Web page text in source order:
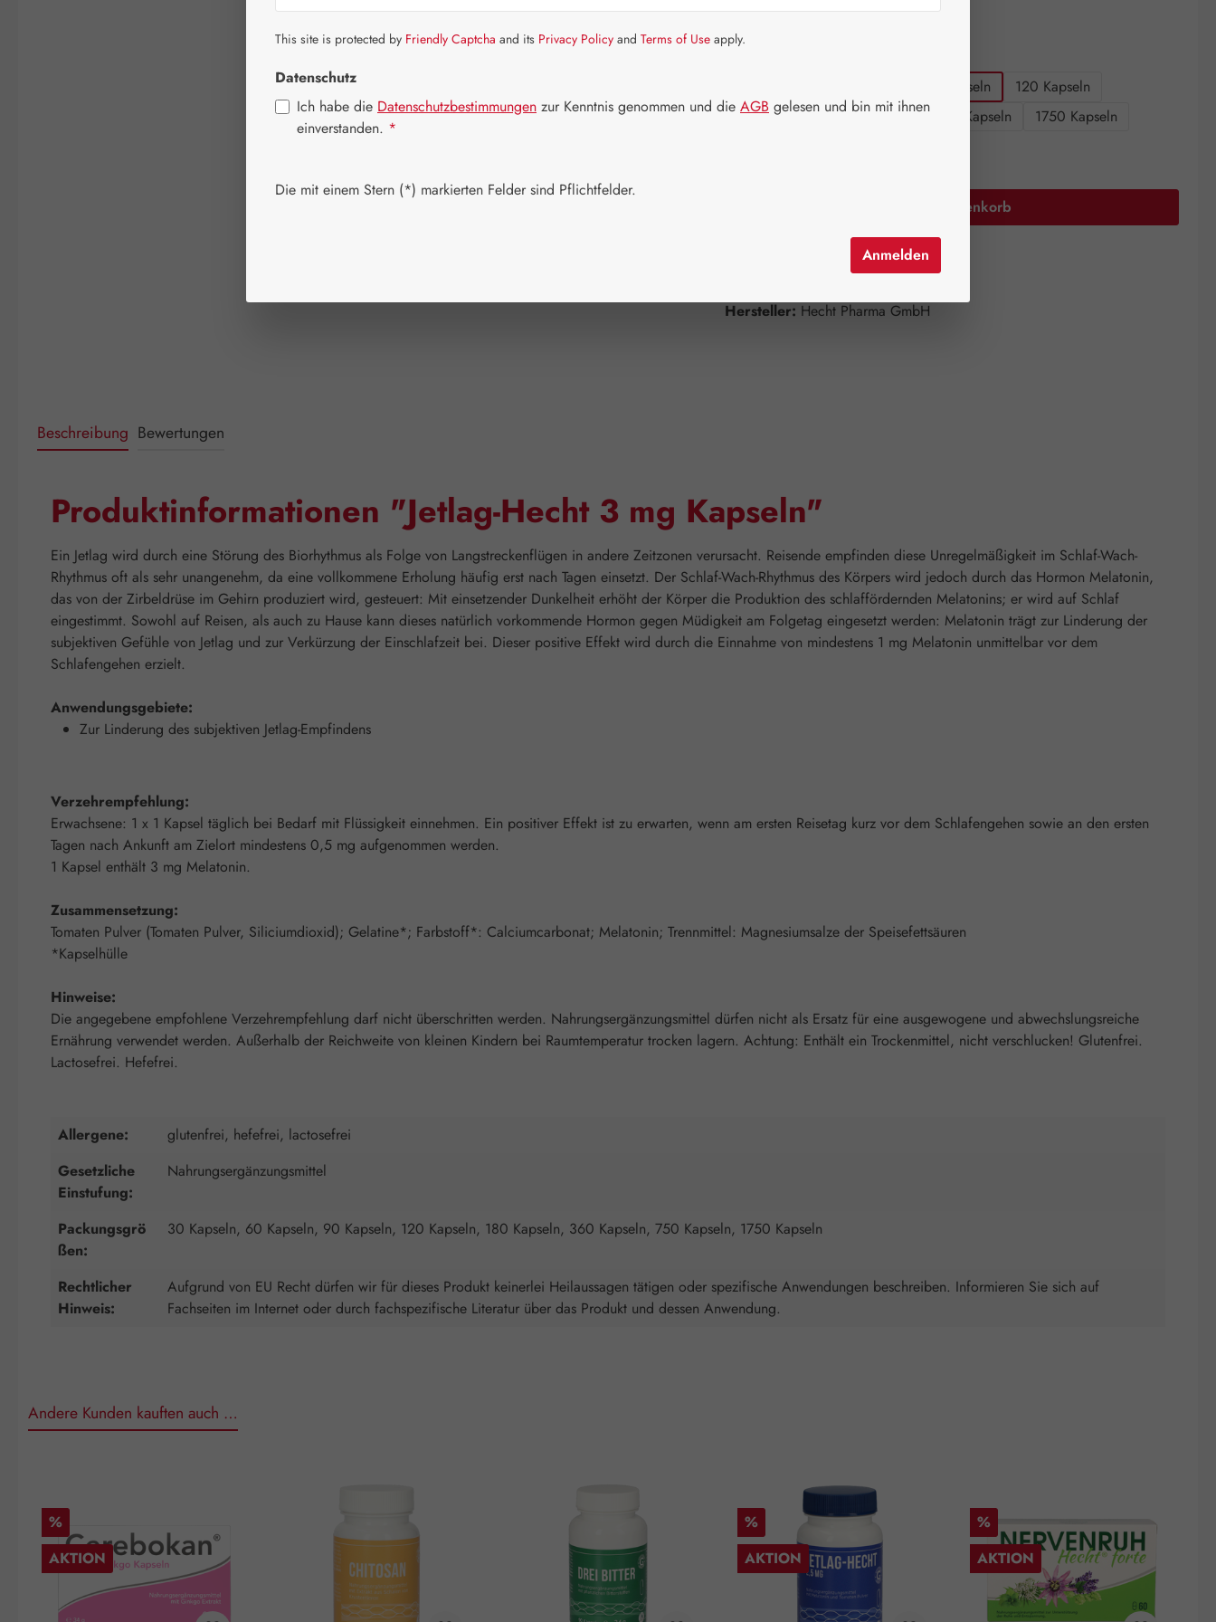
Packungsgrößen
90 Kapseln
120 Kapseln
180 Kapseln
360 Kapseln 750 Kapseln 1750 Kapseln
In den Warenkorb
Zum Merkzettel hinzufügen
Hersteller: Hecht Pharma GmbH
Beschreibung Bewertungen
Produktinformationen "Jetlag-Hecht 3 mg Kapseln"
Ein Jetlag wird durch eine Störung des Biorhythmus als Folge von Langstreckenflügen in andere Zeitzonen verursacht. Reisende empfinden diese Unregelmäßigkeit im Schlaf-Wach-
Rhythmus oft als sehr unangenehm, da eine vollkommene Erholung häufig erst nach Tagen einsetzt. Der Schlaf-Wach-Rhythmus des Körpers wird jedoch durch das Hormon Melatonin,
das von der Zirbeldrüse im Gehirn produziert wird, gesteuert: Mit einsetzender Dunkelheit erhöht der Körper die Produktion des schlaffördernden Melatonins; er wird auf Schlaf
eingestimmt. Sowohl auf Reisen, als auch zu Hause kann dieses natürlich vorkommende Hormon gegen Müdigkeit am Folgetag eingesetzt werden: Melatonin trägt zur Linderung der
subjektiven Gefühle von Jetlag und zur Verkürzung der Einschlafzeit bei. Dieser positive Effekt wird durch die Einnahme von mindestens 1 mg Melatonin unmittelbar vor dem
Schlafengehen erzielt.
Anwendungsgebiete:
Zur Linderung des subjektiven Jetlag-Empfindens
Verzehrempfehlung:
Erwachsene: 1 x 1 Kapsel täglich bei Bedarf mit Flüssigkeit einnehmen. Ein positiver Effekt ist zu erwarten, wenn am ersten Reisetag kurz vor dem Schlafengehen sowie an den ersten
Tagen nach Ankunft am Zielort mindestens 0,5 mg aufgenommen werden.
1 Kapsel enthält 3 mg Melatonin.
Zusammensetzung:
Tomaten Pulver (Tomaten Pulver, Siliciumdioxid); Gelatine*; Farbstoff*: Calciumcarbonat; Melatonin; Trennmittel: Magnesiumsalze der Speisefettsäuren
*Kapselhülle
Hinweise:
Die angegebene empfohlene Verzehrempfehlung darf nicht überschritten werden. Nahrungsergänzungsmittel dürfen nicht als Ersatz für eine ausgewogene und abwechslungsreiche
Ernährung verwendet werden. Außerhalb der Reichweite von kleinen Kindern bei Raumtemperatur trocken lagern. Achtung: Enthält ein Trockenmittel, nicht verschlucken! Glutenfrei.
Lactosefrei. Hefefrei.
Allergene:
glutenfrei, hefefrei, lactosefrei
Gesetzliche
Einstufung:
Nahrungsergänzungsmittel
Packungsgrö
ßen:
30 Kapseln, 60 Kapseln, 90 Kapseln, 120 Kapseln, 180 Kapseln, 360 Kapseln, 750 Kapseln, 1750 Kapseln
Rechtlicher
Hinweis:
Aufgrund von EU Recht dürfen wir für dieses Produkt keinerlei Heilaussagen tätigen oder spezifische Anwendungen beschreiben. Informieren Sie sich auf
Fachseiten im Internet oder durch fachspezifische Literatur über das Produkt und dessen Anwendung.
Andere Kunden kauften auch …
Rabatt
%
AKTION
Rabatt
%
AKTION
Rabatt
%
AKTION
This site is protected by Friendly Captcha and its Privacy Policy and Terms of Use apply.
Datenschutz
Ich habe die Datenschutzbestimmungen zur Kenntnis genommen und die AGB gelesen und bin mit ihnen
einverstanden. *
Die mit einem Stern (*) markierten Felder sind Pflichtfelder.
Anmelden